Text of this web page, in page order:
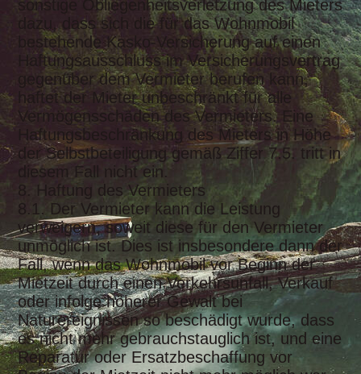
sonstige Obliegenheitsverletzung des Mieters
dazu, dass sich die für das Wohnmobil
bestehende Kasko-Versicherung auf einen
Haftungsausschluss im Versicherungsvertrag
gegenüber dem Vermieter berufen kann,
haftet der Mieter unbeschränkt für alle
Vermögensschäden des Vermieters. Eine
Haftungsbeschränkung des Mieters in Höhe
der Selbstbeteiligung gemäß Ziffer 7.5. tritt in
diesem Fall nicht ein.
8. Haftung des Vermieters
8.1. Der Vermieter kann die Leistung
verweigern, soweit diese für den Vermieter
unmöglich ist. Dies ist insbesondere dann der
Fall, wenn das Wohnmobil vor Beginn der
Mietzeit durch einen Verkehrsunfall, Verkauf
oder infolge höherer Gewalt bei
Naturereignissen so beschädigt wurde, dass
es nicht mehr gebrauchstauglich ist, und eine
Reparatur oder Ersatzbeschaffung vor